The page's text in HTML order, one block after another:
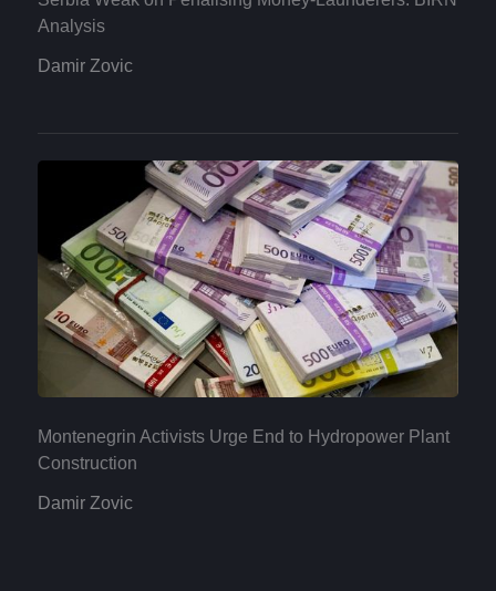
Analysis
Damir Zovic
Montenegrin Activists Urge End to Hydropower Plant
Construction
Damir Zovic